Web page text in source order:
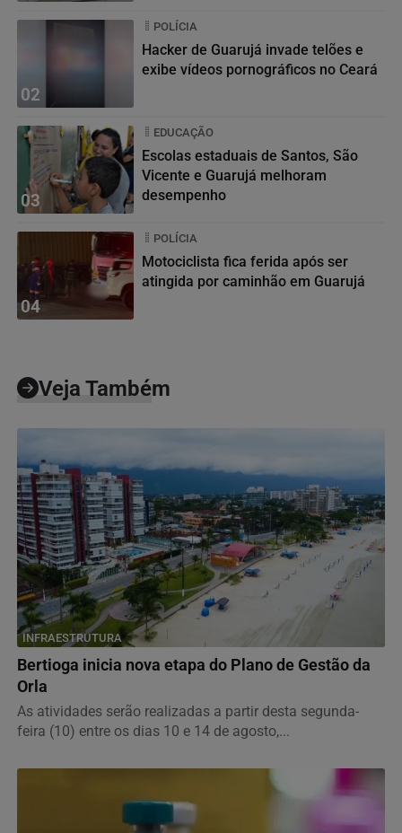
02
POLÍCIA
Hacker de Guarujá invade telões e
exibe vídeos pornográficos no Ceará
03
EDUCAÇÃO
Escolas estaduais de Santos, São
Vicente e Guarujá melhoram
desempenho
04
POLÍCIA
Motociclista fica ferida após ser
atingida por caminhão em Guarujá
Veja Também
INFRAESTRUTURA
Bertioga inicia nova etapa do Plano de Gestão da
Orla
As atividades serão realizadas a partir desta segunda-
feira (10) entre os dias 10 e 14 de agosto,...